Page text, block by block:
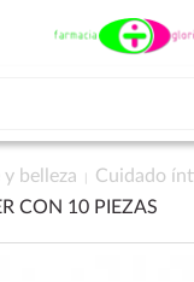
y belleza Cuidado
CON 10 PIEZAS